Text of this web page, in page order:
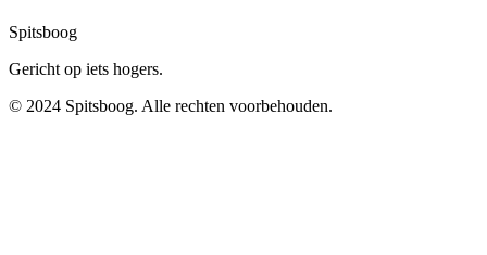
Spitsboog
Gericht op iets hogers.
© 2024 Spitsboog. Alle rechten voorbehouden.